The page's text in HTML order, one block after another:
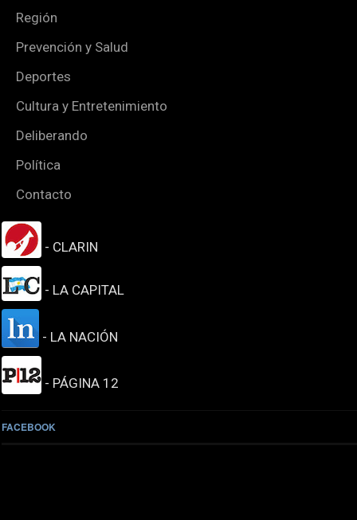
Región
Prevención y Salud
Deportes
Cultura y Entretenimiento
Deliberando
Política
Contacto
- CLARIN
- LA CAPITAL
- LA NACIÓN
- PÁGINA 12
FACEBOOK